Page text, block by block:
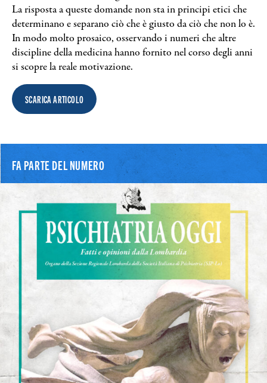
La risposta a queste domande non sta in principi etici che
determinano e separano ciò che è giusto da ciò che non lo è.
In modo molto prosaico, osservando i numeri che altre
discipline della medicina hanno fornito nel corso degli anni
si scopre la reale motivazione.
SCARICA ARTICOLO
FA PARTE DEL NUMERO